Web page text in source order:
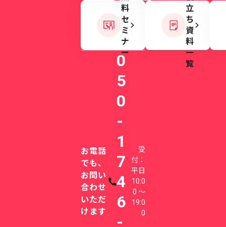
料
セ
ミ
ナ
ー
立
ち
資
料
一
覧
お電話
でも、
お問い
合わせ
いただ
けます
電話番号
0
5
0
-
1
7
4
6
-
受
付：
平日
10:0
0 〜
19:0
0